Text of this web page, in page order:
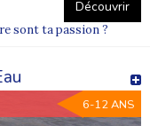
Découvrir
sont ta passion ?
6-12 ANS